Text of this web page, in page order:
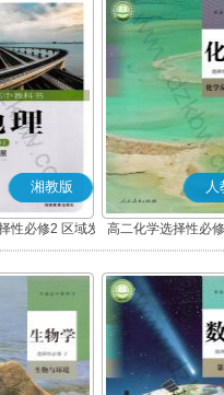
湘教版
性必修2 区域发
展
人
高二化学选择性必
应原理